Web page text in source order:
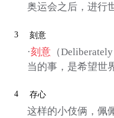
奥运会之后，进行
3 刻意
·刻意（
当的事，是希望世
4 存心
这样的小伎俩，佩